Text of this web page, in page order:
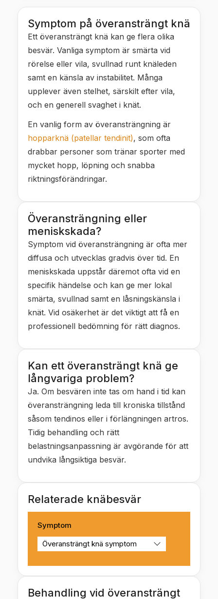
Symptom på överansträngt knä
Ett överansträngt knä kan ge flera olika
besvär. Vanliga symptom är smärta vid
rörelse eller vila, svullnad runt knäleden
samt en känsla av instabilitet. Många
upplever även stelhet, särskilt efter vila,
och en generell svaghet i knät.
En vanlig form av överansträngning är
hopparknä (patellar tendinit), som ofta
drabbar personer som tränar sporter med
mycket hopp, löpning och snabba
riktningsförändringar.
Överansträngning eller
meniskskada?
Symptom vid överansträngning är ofta mer
diffusa och utvecklas gradvis över tid. En
meniskskada uppstår däremot ofta vid en
specifik händelse och kan ge mer lokal
smärta, svullnad samt en låsningskänsla i
knät. Vid osäkerhet är det viktigt att få en
professionell bedömning för rätt diagnos.
Kan ett överansträngt knä ge
långvariga problem?
Ja. Om besvären inte tas om hand i tid kan
överansträngning leda till kroniska tillstånd
såsom tendinos eller i förlängningen artros.
Tidig behandling och rätt
belastningsanpassning är avgörande för att
undvika långsiktiga besvär.
Relaterade knäbesvär
Symptom
Behandling vid överansträngt